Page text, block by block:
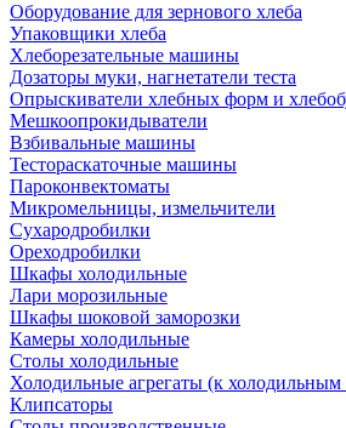
Оборудование для зернового хлеба
Упаковщики хлеба
Хлеборезательные машины
Дозаторы муки, нагнетатели теста
Опрыскиватели хлебных форм и
Мешкоопрокидыватели
Взбивальные машины
Тестораскаточные машины
Пароконвектоматы
Микромельницы, измельчители
Сухародробилки
Ореходробилки
Шкафы холодильные
Лари морозильные
Шкафы шоковой заморозки
Камеры холодильные
Столы холодильные
Холодильные агрегаты (к холодильным
Клипсаторы